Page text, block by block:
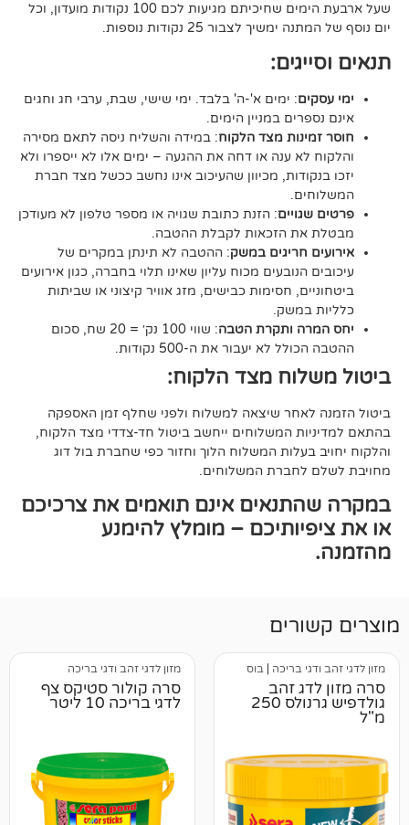
שעל ארבעת הימים שחיכיתם מגיעות לכם 100 נקודות מועדון, וכל
לצבור 25 נקודות נוספות.
: ימים א'-ה' בלבד. ימי שישי, שבת, ערבי חג וחגים
במניין הימים.
מצד הלקוח: במידה והשליח ניסה לתאם מסירה
ענה או דחה את ההגעה – ימים אלו לא ייספרו ולא
מכיוון שהעיכוב אינו נחשב ככשל מצד חברת
: הזנת כתובת שגויה או מספר טלפון לא מעודכן
הזכאות לקבלת ההטבה.
חריגים במשק: ההטבה לא תינתן במקרים של
מכוח עליון שאינו תלוי בחברה, כגון אירועים
חסימות כבישים, מזג אוויר קיצוני או שביתות
ותקרת הטבה
: שווי 100 נק׳ = 20 שח, סכום
לא יעבור את ה-500 נקודות.
מצד הלקוח:
שיצאה למשלוח ולפני שחלף זמן האספקה
המשלוחים ייחשב ביטול חד-צדדי מצד הלקוח,
המשלוח הלוך וחזור כפי שחברת בול דוג
המשלוחים.
אינם תואמים את צרכיכם
– מומלץ להימנע
בריכה|בוס
זהב
גולדפיש גרנולס 250
מזון לדגי זהב ודגי בריכה
סרה קולור סטיקס צף
לדגי בריכה 10 ליטר